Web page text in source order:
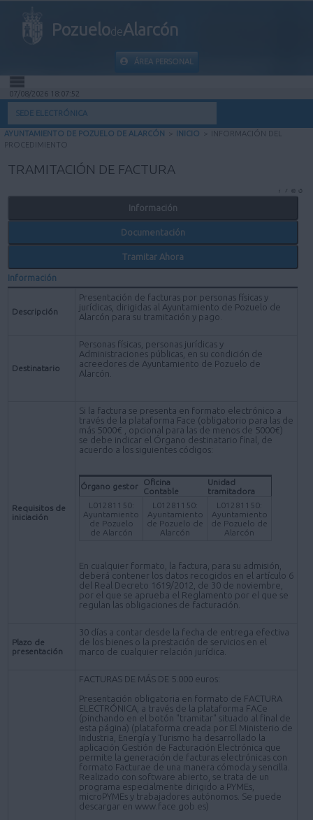
PozuelodeAlarcón
ÁREA PERSONAL
INICIO
INFORMACIÓN PÚBLICA
MI CARPETA
INFORMACIÓN MUNICIPAL
AYUDA
07/08/2026 18:07:52
SEDE ELECTRÓNICA
AYUNTAMIENTO DE POZUELO DE ALARCÓN > INICIO > INFORMACIÓN DEL
PROCEDIMIENTO
TRAMITACIÓN DE FACTURA
Información
Documentación
Tramitar Ahora
Información
Descripción
Presentación de facturas por personas físicas y
jurídicas, dirigidas al Ayuntamiento de Pozuelo de
Alarcón para su tramitación y pago.
Destinatario
Personas físicas, personas jurídicas y
Administraciones públicas, en su condición de
acreedores de Ayuntamiento de Pozuelo de
Alarcón.
Requisitos de
iniciación
Si la factura se presenta en formato electrónico a
través de la plataforma Face (obligatorio para las de
más 5000€ , opcional para las de menos de 5000€)
se debe indicar el Órgano destinatario final, de
acuerdo a los siguientes códigos:
Órgano gestor
Oficina
Contable
Unidad
tramitadora
L01281150:
Ayuntamiento
de Pozuelo
de Alarcón
L01281150:
Ayuntamiento
de Pozuelo de
Alarcón
L01281150:
Ayuntamiento
de Pozuelo de
Alarcón
En cualquier formato, la factura, para su admisión,
deberá contener los datos recogidos en el artículo 6
del Real Decreto 1619/2012, de 30 de noviembre,
por el que se aprueba el Reglamento por el que se
regulan las obligaciones de facturación.
Plazo de
presentación
30 días a contar desde la fecha de entrega efectiva
de los bienes o la prestación de servicios en el
marco de cualquier relación jurídica.
FACTURAS DE MÁS DE 5.000 euros:
Presentación obligatoria en formato de FACTURA
ELECTRÓNICA, a través de la plataforma FACe
(pinchando en el botón "tramitar" situado al final de
esta página) (plataforma creada por El Ministerio de
Industria, Energía y Turismo ha desarrollado la
aplicación Gestión de Facturación Electrónica que
permite la generación de facturas electrónicas con
formato Facturae de una manera cómoda y sencilla.
Realizado con software abierto, se trata de un
programa especialmente dirigido a PYMEs,
microPYMEs y trabajadores autónomos. Se puede
descargar en www.face.gob.es)